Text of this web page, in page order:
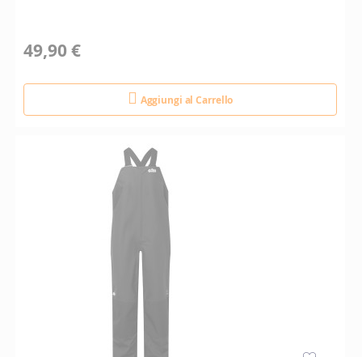
49,90 €
Aggiungi al Carrello